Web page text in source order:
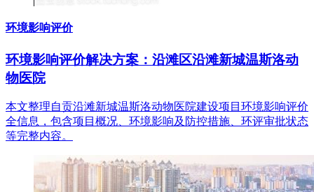
环境影响评价
环境影响评价解决方案：沿滩区沿滩新城温斯洛动
物医院
本文整理自贡沿滩新城温斯洛动物医院建设项目环境影响评价
全信息，包含项目概况、环境影响及防控措施、环评审批状态
等完整内容。